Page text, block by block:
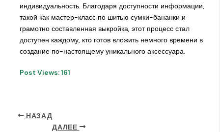
индивидуальность. Благодаря доступности информации,
такой как мастер-класс по шитью сумки-бананки и
грамотно составленная выкройка, этот процесс стал
доступен каждому, кто готов вложить немного времени в
создание по-настоящему уникального аксессуара.
Post Views:161
НАЗАД
ДАЛЕЕ